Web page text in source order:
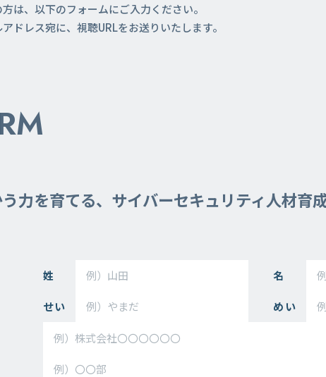
は、以下のフォームにご入力ください。
ドレス宛に、視聴URLをお送りいたします。
力を育てる、サイバーセキュリティ人材育
姓 名
せい めい